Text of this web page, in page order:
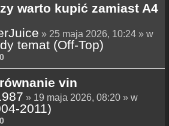
warto kupić zamiast A4
» 25 maja 2026, 10:24 » w
temat (Off-Top)
0
vin
» 19 maja 2026, 08:20 » w
2011)
0